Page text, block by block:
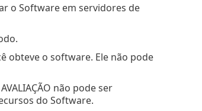
o Software em servidores de
obteve o software. Ele não pode
não pode ser
do Software.